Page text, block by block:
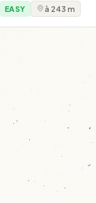
EASY à 243 m